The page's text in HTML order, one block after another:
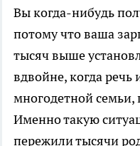
Вы когда-нибудь
потому что ваша
тысяч выше
вдвойне, когда речь
многодетной семьи,
Именно такую
пережили тысячи